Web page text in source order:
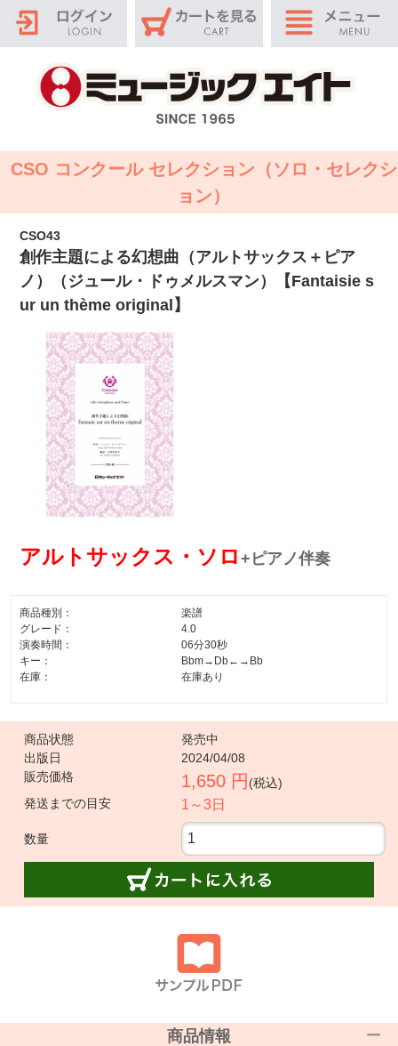
CSO コンクール セレクション（ソロ・セレクシ
ョン）
CSO43
創作主題による幻想曲（アルトサックス＋ピア
ノ）（ジュール・ドゥメルスマン）【Fantaisie s
ur un thème original】
アルトサックス・ソロ+ピアノ伴奏
商品種別：
楽譜
グレード：
4.0
演奏時間：
06分30秒
キー：
Bbm→Db←→Bb
在庫：
在庫あり
商品状態
発売中
出版日
2024/04/08
販売価格
1,650 円 (税込)
発送までの目安
1～3日
数量
商品情報